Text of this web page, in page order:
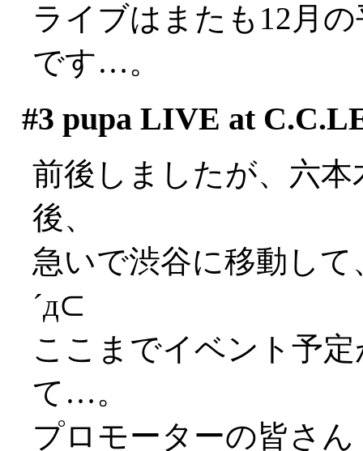
ライブはまたも12月
です…。
#3 pupa LIVE at
前後しましたが、六
後、
急いで渋谷に移動し
´д⊂
ここまでイベント予
て…。
プロモーターの皆さ